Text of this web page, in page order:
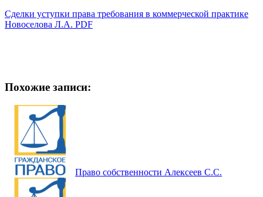
Сделки уступки права требования в коммерческой практике
Новоселова Л.А. PDF
Похожие записи:
Право собственности Алексеев С.С.